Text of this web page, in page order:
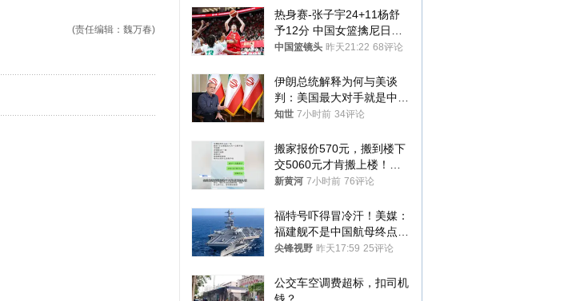
(责任编辑：魏万春)
热身赛-张子宇24+11杨舒
予12分 中国女篮擒尼日利
亚
中国篮镜头 昨天21:22 68评论
伊朗总统解释为何与美谈
判：美国最大对手就是中
国，但他们也在对话
知世 7小时前 34评论
搬家报价570元，搬到楼下
交5060元才肯搬上楼！女
子傻眼了……
新黄河 7小时前 76评论
福特号吓得冒冷汗！美媒：
福建舰不是中国航母终点，
而是新起点！
尖锋视野 昨天17:59 25评论
公交车空调费超标，扣司机